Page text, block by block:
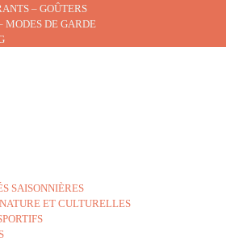
– GOÛTERS
MODES DE GARDE
SAISONNIÈRES
ET CULTURELLES